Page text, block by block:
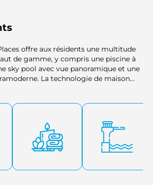
offre aux résidents une multitude
de gamme, y compris une piscine à
sky pool avec vue panoramique et une
La technologie de maison
une expérience de vie sans faille, tandis
familles peuvent profiter de terrains de
barbecue et des pelouses
des espaces de détente. Des sols en
de refroidissement et de chauffage
de vie moderne et confortable.